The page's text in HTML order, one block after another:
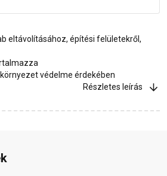
eltávolításához, építési felületekről,
védelme érdekében
Részletes leírás